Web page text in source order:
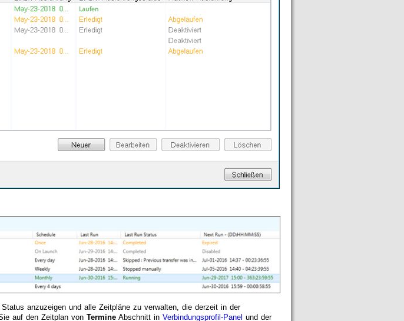
anzuzeigen und alle Zeitpläne zu verwalten, die derzeit in der
auf den Zeitplan von Termine Abschnitt in Verbindungsprofil-Panel und der